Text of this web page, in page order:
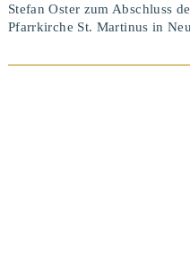
Stefan Oster zum Abschluss
Pfarrkirche St. Martinus in